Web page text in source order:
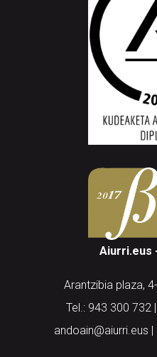
Aiurri.eus
Arantzibia plaza,
Tel.: 943 300 732
andoain@aiurri.eus